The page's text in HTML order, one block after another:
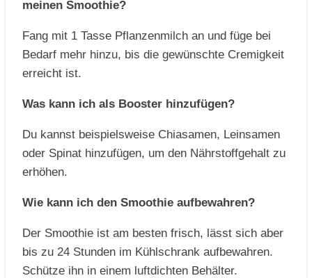
meinen Smoothie?
Fang mit 1 Tasse Pflanzenmilch an und füge bei
Bedarf mehr hinzu, bis die gewünschte Cremigkeit
erreicht ist.
Was kann ich als Booster hinzufügen?
Du kannst beispielsweise Chiasamen, Leinsamen
oder Spinat hinzufügen, um den Nährstoffgehalt zu
erhöhen.
Wie kann ich den Smoothie aufbewahren?
Der Smoothie ist am besten frisch, lässt sich aber
bis zu 24 Stunden im Kühlschrank aufbewahren.
Schütze ihn in einem luftdichten Behälter.